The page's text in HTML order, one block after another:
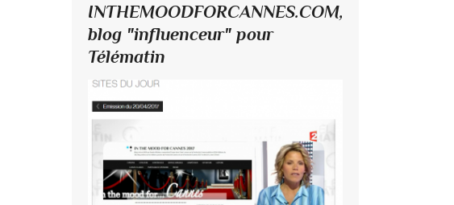
INTHEMOODFORCANNES.COM,
blog "influenceur" pour
Télématin